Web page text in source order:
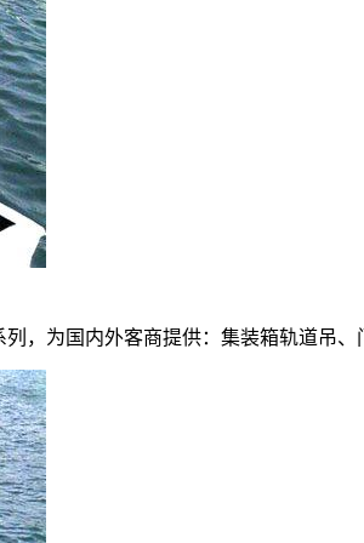
列，为国内外客商提供：集装箱轨道吊